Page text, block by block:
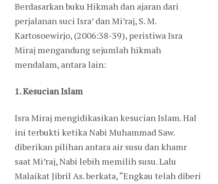
Berdasarkan buku Hikmah dan ajaran dari
perjalanan suci Isra’ dan Mi’raj, S. M.
Kartosoewirjo, (2006:38-39), peristiwa Isra
Miraj mengandung sejumlah hikmah
mendalam, antara lain:
1. Kesucian Islam
Isra Miraj mengidikasikan kesucian Islam. Hal
ini terbukti ketika Nabi Muhammad Saw.
diberikan pilihan antara air susu dan khamr
saat Mi’raj, Nabi lebih memilih susu. Lalu
Malaikat Jibril As. berkata, “Engkau telah diberi